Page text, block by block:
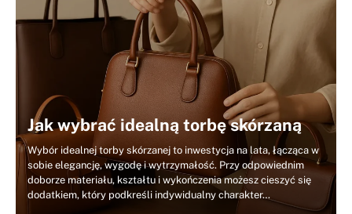
Jak wybrać idealną torbę skórzaną
Wybór idealnej torby skórzanej to inwestycja na lata, łącząca w
sobie elegancję, wygodę i wytrzymałość. Przy odpowiednim
doborze materiału, kształtu i wykończenia możesz cieszyć się
dodatkiem, który podkreśli indywidualny charakter…